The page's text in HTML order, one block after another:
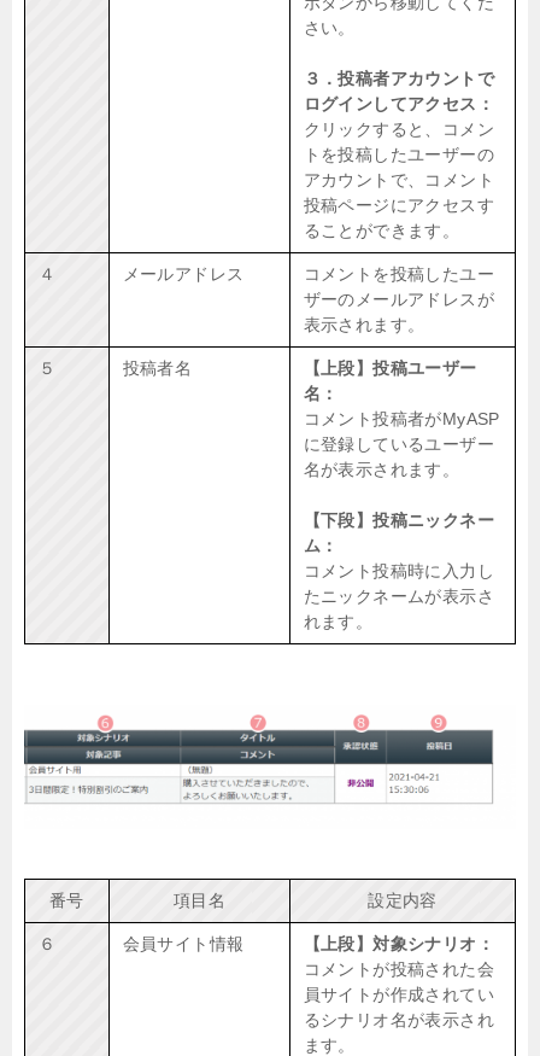
さい。
３．投稿者アカウントで
ログインしてアクセス：
クリックすると、コメン
トを投稿したユーザーの
アカウントで、コメント
投稿ページにアクセスす
ることができます。
４ メールアドレス
コメントを投稿したユー
ザーのメールアドレスが
表示されます。
５ 投稿者名
【上段】投稿ユーザー
名：
コメント投稿者がMyASP
に登録しているユーザー
名が表示されます。
【下段】投稿ニックネー
ム：
コメント投稿時に入力し
たニックネームが表示さ
れます。
番号 項目名 設定内容
６ 会員サイト情報
【上段】対象シナリオ：
コメントが投稿された会
員サイトが作成されてい
るシナリオ名が表示され
ます。